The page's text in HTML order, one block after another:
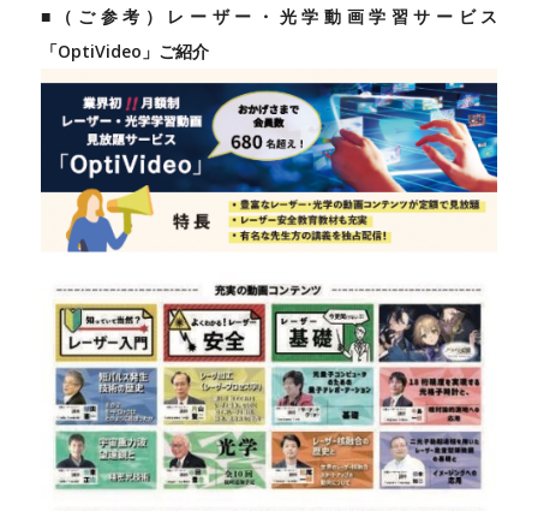
■（ご参考）レーザー・光学動画学習サービス
「OptiVideo」ご紹介